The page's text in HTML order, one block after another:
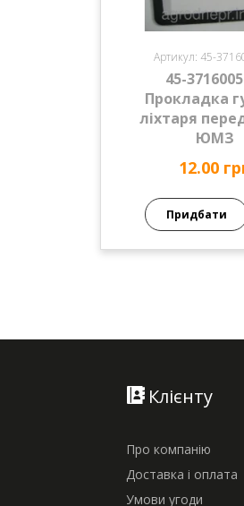
Артикул: 45-
45-
Прокладка
ліхтаря
ЮМЗ
12.00
Придбати
Клієнту
Про компанію
Доставка і оплата
Умови угоди